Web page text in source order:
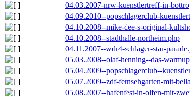
04.03.2007-nrw-kuenstlertreff-in-
04.09.2010--popschlagerclub-
04.10.2008--mike-dee-s-original-
04.10.2008--stadthalle-northeim.php
04.11.2007--wdr4-schlager-star-
05.03.2008--olaf-henning--das-
05.04.2009--popschlagerclub--
05.07.2009--zdf-fernsehgarten-mit-
05.08.2007--hafenfest-in-olfen-mit-